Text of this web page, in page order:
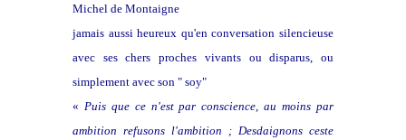
Michel de Montaigne
jamais aussi heureux qu'en conversation silencieuse
avec ses chers proches vivants ou disparus, ou
simplement avec son " soy"
« Puis que ce n'est par conscience, au moins par
ambition refusons l'ambition ; Desdaignons ceste